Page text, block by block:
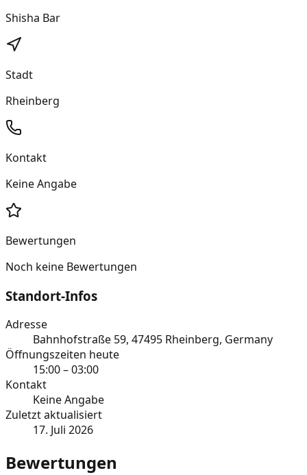
Shisha Bar
Stadt
Rheinberg
Kontakt
Keine Angabe
Bewertungen
Noch keine Bewertungen
Standort-Infos
Adresse
Bahnhofstraße 59, 47495 Rheinberg, Germany
Öffnungszeiten heute
15:00 – 03:00
Kontakt
Keine Angabe
Zuletzt aktualisiert
17. Juli 2026
Bewertungen